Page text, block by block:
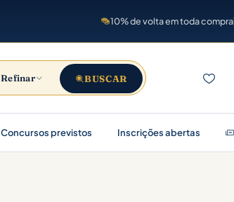
10% de volta em toda compra
Refinar BUSCAR
Concursos previstos Inscrições abertas